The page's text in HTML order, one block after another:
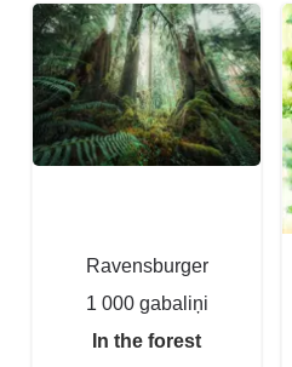
Ravensburger
1 000 gabaliņi
In the forest